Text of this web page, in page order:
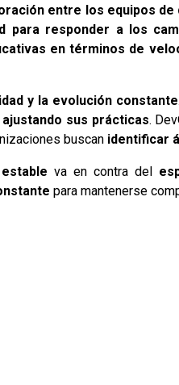
entre los equipos
para responder a los
en términos de
y la evolución constante
sus prácticas.
buscan identificar
va en contra del
para mantenerse